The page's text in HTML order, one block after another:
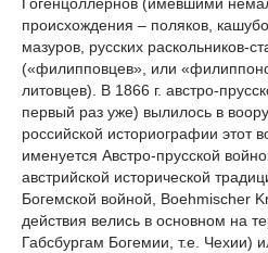
происхождения – поляков,
мазуров, русских раскольников-
(«филипповцев», или
литовцев). В 1866 г. австро-
первый раз уже) вылилось в
российской историографии этот
именуется Австро-прусской
австрийской исторической
Богемской войной, Boehmischer
действия велись в основном на
Габсбургам Богемии, т.е. Чехии)